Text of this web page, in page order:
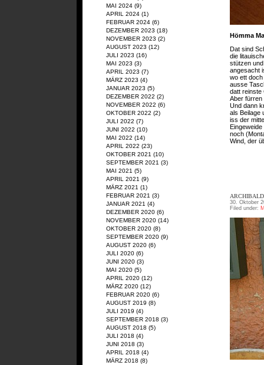
MAI 2024 (9)
APRIL 2024 (1)
FEBRUAR 2024 (6)
DEZEMBER 2023 (18)
NOVEMBER 2023 (2)
AUGUST 2023 (12)
JULI 2023 (16)
MAI 2023 (3)
APRIL 2023 (7)
MÄRZ 2023 (4)
JANUAR 2023 (5)
DEZEMBER 2022 (2)
NOVEMBER 2022 (6)
OKTOBER 2022 (2)
JULI 2022 (7)
JUNI 2022 (10)
MAI 2022 (14)
APRIL 2022 (23)
OKTOBER 2021 (10)
SEPTEMBER 2021 (3)
MAI 2021 (5)
APRIL 2021 (9)
MÄRZ 2021 (1)
FEBRUAR 2021 (3)
JANUAR 2021 (4)
DEZEMBER 2020 (6)
NOVEMBER 2020 (14)
OKTOBER 2020 (8)
SEPTEMBER 2020 (9)
AUGUST 2020 (6)
JULI 2020 (6)
JUNI 2020 (3)
MAI 2020 (5)
APRIL 2020 (12)
MÄRZ 2020 (12)
FEBRUAR 2020 (6)
AUGUST 2019 (8)
JULI 2019 (4)
SEPTEMBER 2018 (3)
AUGUST 2018 (5)
JULI 2018 (4)
JUNI 2018 (3)
APRIL 2018 (4)
MÄRZ 2018 (8)
Hömma
Dat sind
die
stützen
angesacht
wo ett
ausse
datt reinste
Aber fürren
Und dann
als Beilage
iss der
noch
Wind, der
30. Oktober
Filed under: